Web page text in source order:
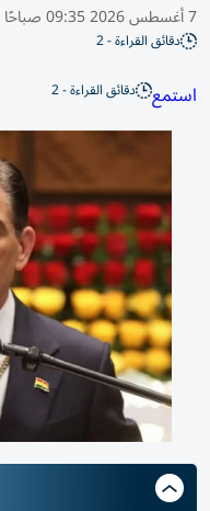
7 أغسطس 2026 09:35 صباحًا
دقائق القراءة - 2
استمع دقائق القراءة - 2